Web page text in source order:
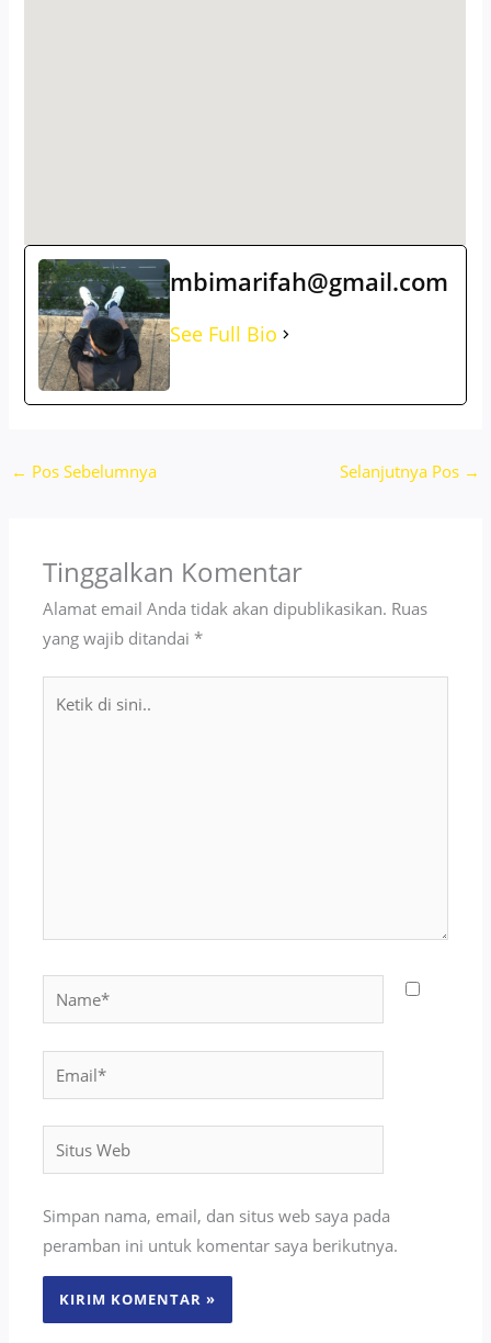
mbimarifah@gmail.com
See Full Bio
← Pos Sebelumnya Selanjutnya Pos →
Tinggalkan Komentar
Alamat email Anda tidak akan dipublikasikan. Ruas
yang wajib ditandai*
Name*
Situs
Web
Simpan nama, email, dan situs web saya pada
peramban ini untuk komentar saya berikutnya.